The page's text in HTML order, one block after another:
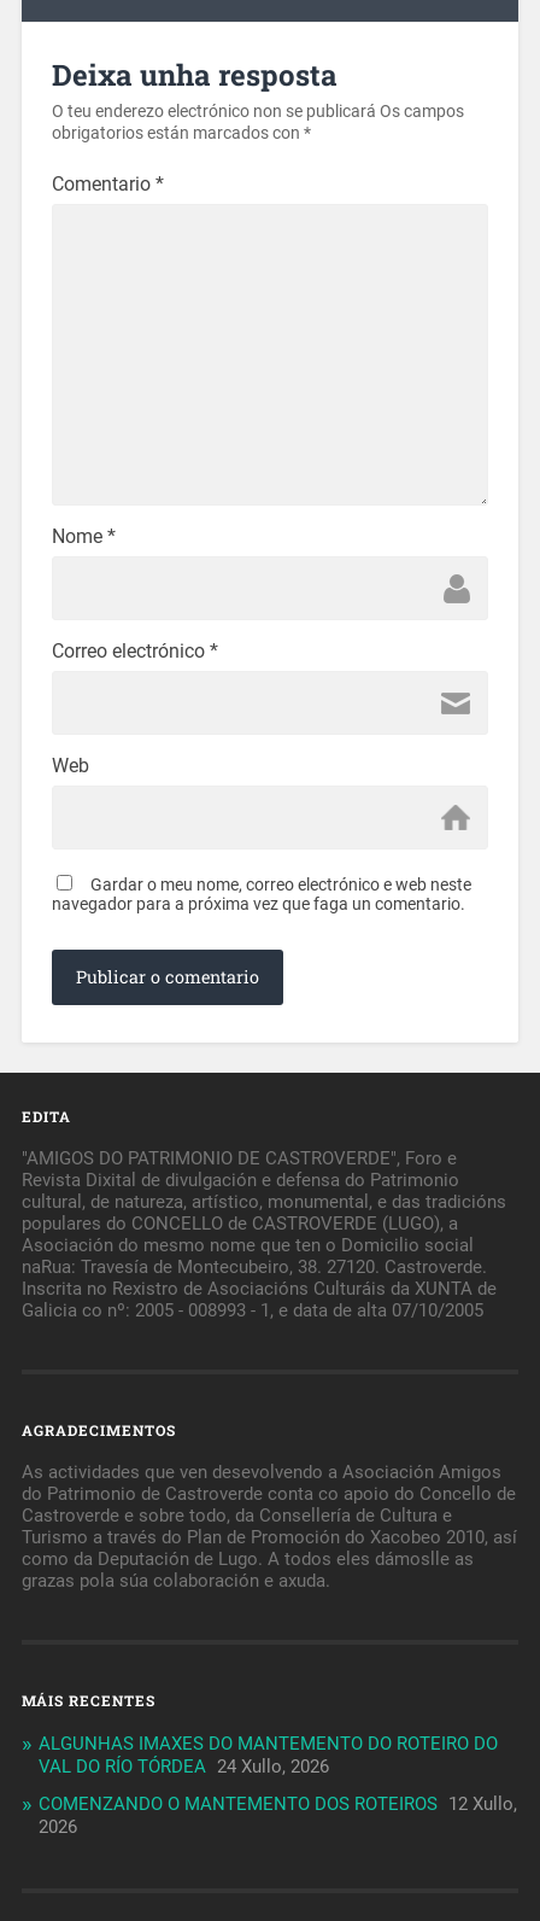
Deixa unha resposta
O teu enderezo electrónico non se publicará Os campos
obrigatorios están marcados con *
Comentario *
Nome *
Correo electrónico *
Web
Gardar o meu nome, correo electrónico e web neste
navegador para a próxima vez que faga un comentario.
EDITA
"AMIGOS DO PATRIMONIO DE CASTROVERDE", Foro e
Revista Dixital de divulgación e defensa do Patrimonio
cultural, de natureza, artístico, monumental, e das tradicións
populares do CONCELLO de CASTROVERDE (LUGO), a
Asociación do mesmo nome que ten o Domicilio social
naRua: Travesía de Montecubeiro, 38. 27120. Castroverde.
Inscrita no Rexistro de Asociacións Culturáis da XUNTA de
Galicia co nº: 2005 - 008993 - 1, e data de alta 07/10/2005
AGRADECIMENTOS
As actividades que ven desevolvendo a Asociación Amigos
do Patrimonio de Castroverde conta co apoio do Concello de
Castroverde e sobre todo, da Consellería de Cultura e
Turismo a través do Plan de Promoción do Xacobeo 2010, así
como da Deputación de Lugo. A todos eles dámoslle as
grazas pola súa colaboración e axuda.
MÁIS RECENTES
ALGUNHAS IMAXES DO MANTEMENTO DO ROTEIRO DO
VAL DO RÍO TÓRDEA 24 Xullo, 2026
COMENZANDO O MANTEMENTO DOS ROTEIROS 12 Xullo,
2026